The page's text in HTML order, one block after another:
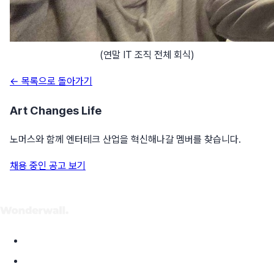
(연말 IT 조직 전체 회식)
← 목록으로 돌아가기
Art Changes Life
노머스와 함께 엔터테크 산업을 혁신해나갈 멤버를 찾습니다.
채용 중인 공고 보기